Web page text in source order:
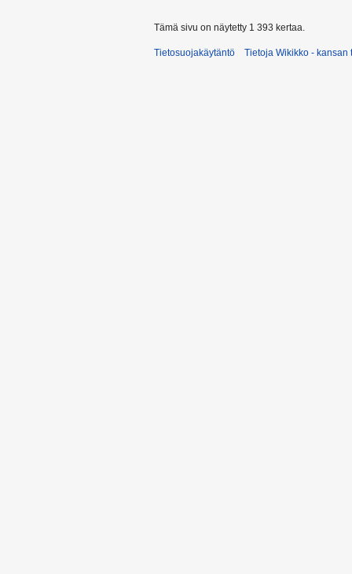
Tämä sivu on näytetty 1 393 kertaa.
Tietosuojakäytäntö Tietoja Wikikko - kansan